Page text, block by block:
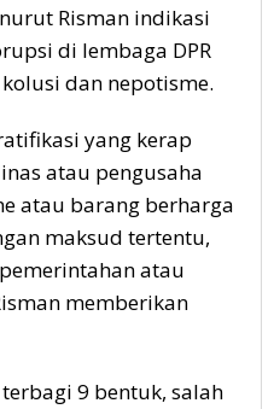
Risman indikasi
di lembaga DPR
dan nepotisme.
yang kerap
atau pengusaha
atau barang berharga
maksud tertentu,
atau
memberikan
9 bentuk, salah